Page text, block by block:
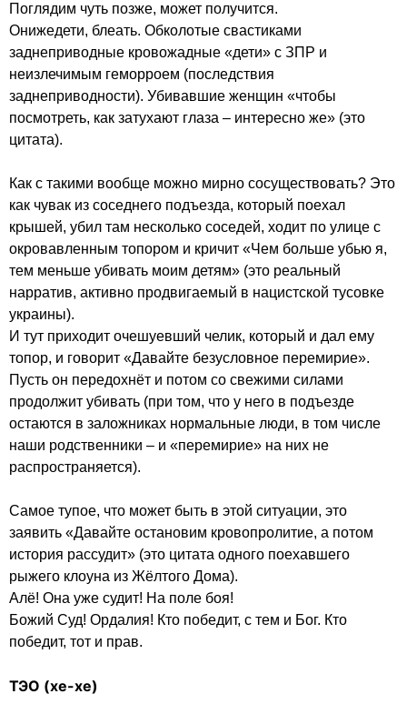
Поглядим чуть позже, может получится.
Онижедети, блеать. Обколотые свастиками
заднеприводные кровожадные «дети» с ЗПР и
неизлечимым геморроем (последствия
заднеприводности). Убивавшие женщин «чтобы
посмотреть, как затухают глаза – интересно же» (это
цитата).
Как с такими вообще можно мирно сосуществовать? Это
как чувак из соседнего подъезда, который поехал
крышей, убил там несколько соседей, ходит по улице с
окровавленным топором и кричит «Чем больше убью я,
тем меньше убивать моим детям» (это реальный
нарратив, активно продвигаемый в нацистской тусовке
украины).
И тут приходит очешуевший челик, который и дал ему
топор, и говорит «Давайте безусловное перемирие».
Пусть он передохнёт и потом со свежими силами
продолжит убивать (при том, что у него в подъезде
остаются в заложниках нормальные люди, в том числе
наши родственники – и «перемирие» на них не
распространяется).
Самое тупое, что может быть в этой ситуации, это
заявить «Давайте остановим кровопролитие, а потом
история рассудит» (это цитата одного поехавшего
рыжего клоуна из Жёлтого Дома).
Алё! Она уже судит! На поле боя!
Божий Суд! Ордалия! Кто победит, с тем и Бог. Кто
победит, тот и прав.
ТЭО (хе-хе)